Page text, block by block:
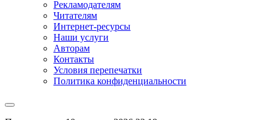
Рекламодателям
Читателям
Интернет-ресурсы
Наши услуги
Авторам
Контакты
Условия перепечатки
Политика конфиденциальности